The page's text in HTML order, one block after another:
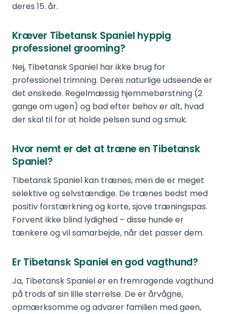
deres 15. år.
Kræver Tibetansk Spaniel hyppig
professionel grooming?
Nej, Tibetansk Spaniel har ikke brug for
professionel trimning. Deres naturlige udseende er
det ønskede. Regelmæssig hjemmebørstning (2
gange om ugen) og bad efter behov er alt, hvad
der skal til for at holde pelsen sund og smuk.
Hvor nemt er det at træne en Tibetansk
Spaniel?
Tibetansk Spaniel kan trænes, men de er meget
selektive og selvstændige. De trænes bedst med
positiv forstærkning og korte, sjove træningspas.
Forvent ikke blind lydighed – disse hunde er
tænkere og vil samarbejde, når det passer dem.
Er Tibetansk Spaniel en god vagthund?
Ja, Tibetansk Spaniel er en fremragende vagthund
på trods af sin lille størrelse. De er årvågne,
opmærksomme og advarer familien med gøen,